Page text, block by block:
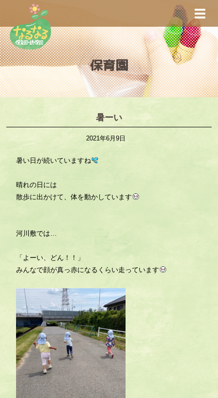
i
p
t
o
m
a
保育園
暑ーい
2021年6月9日
暑い日が続いていますね
晴れの日には
散歩に出かけて、体を動かしています
河川敷では…
「よーい、どん！！」
みんなで顔が真っ赤になるくらい走っています